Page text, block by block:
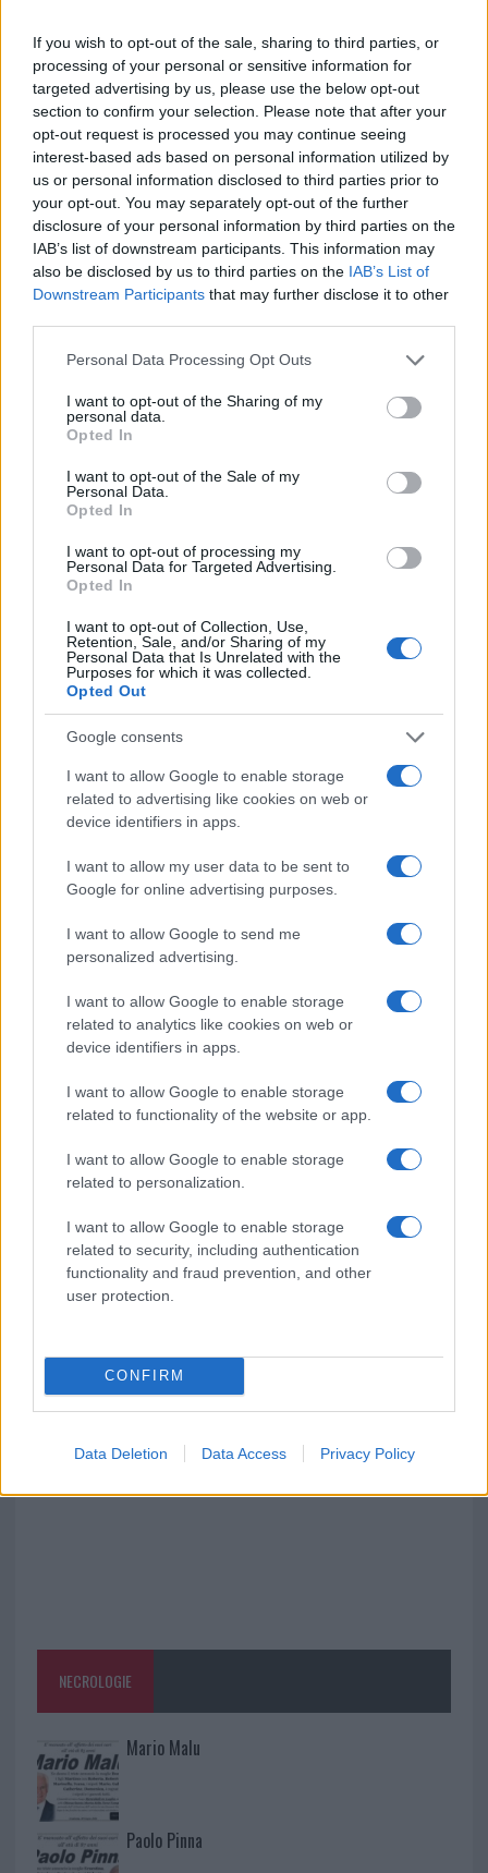
If you wish to opt-out of the sale, sharing to third parties, or
processing of your personal or sensitive information for
targeted advertising by us, please use the below opt-out
section to confirm your selection. Please note that after your
opt-out request is processed you may continue seeing
interest-based ads based on personal information utilized by
us or personal information disclosed to third parties prior to
your opt-out. You may separately opt-out of the further
disclosure of your personal information by third parties on the
IAB’s list of downstream participants. This information may
also be disclosed by us to third parties on the IAB’s List of
Downstream Participants that may further disclose it to other
Please note that this website/app uses one or more Google
not limited to your visit or usage behaviour. You may click to
grant or deny consent to Google and its third-party tags to
use your data for below specified purposes in below Google
consent section.
Personal Data Processing Opt Outs
I want to opt-out of the Sharing of my
personal data.
Opted In
I want to opt-out of the Sale of my
Personal Data.
Opted In
I want to opt-out of processing my
Personal Data for Targeted Advertising.
Opted In
I want to opt-out of Collection, Use,
Retention, Sale, and/or Sharing of my
Personal Data that Is Unrelated with the
Purposes for which it was collected.
Opted Out
Google consents
I want to allow Google to enable storage
related to advertising like cookies on web or
device identifiers in apps.
I want to allow my user data to be sent to
Google for online advertising purposes.
I want to allow Google to send me
personalized advertising.
I want to allow Google to enable storage
related to analytics like cookies on web or
device identifiers in apps.
I want to allow Google to enable storage
related to functionality of the website or app.
I want to allow Google to enable storage
related to personalization.
I want to allow Google to enable storage
related to security, including authentication
functionality and fraud prevention, and other
user protection.
CONFIRM
Data Deletion Data Access Privacy Policy
GalluraOggi.it
Inviaci le tue segnalazioni,
i tuoi video e le tue foto
Su WhatsApp al numero +39
345 356 7512
Ricevi le nostre ultime news
da
Condividi l'articolo
F
a
ce
b
o
o
k
T
w
it
te
r
Pi
te
re
st
W
at
s
A
p
S
a
re
Articolo precedente
Prossimo articolo
NOTIZIE RECENTI
Sangue, musica e solidarietà con Avis Olbia al
Salmo finisce in ospedale a Catania, ma il tour
va avanti: “Sicilia, ci sono”
Jovanotti, Gabry Ponte e Alfa: Olbia ombelico del
mondo per una notte
Giorgia Meloni a La Maddalena, la vicesindaco:
“Orgoglio e discrezione per visita privata̶…
Incendio nella notte a Olbia, a fuoco due furgoni
A fuoco un deposito con bombole, intervento dei
vigili del fuoco a Rudalza
NECROLOGIE
Mario Malu
Paolo Pinna